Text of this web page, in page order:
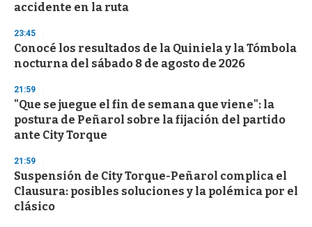
accidente en la ruta
23:45
Conocé los resultados de la Quiniela y la Tómbola
nocturna del sábado 8 de agosto de 2026
21:59
"Que se juegue el fin de semana que viene": la
postura de Peñarol sobre la fijación del partido
ante City Torque
21:59
Suspensión de City Torque-Peñarol complica el
Clausura: posibles soluciones y la polémica por el
clásico